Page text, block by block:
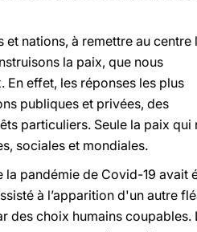
nations, à remettre au centre
la paix, que nous
En effet, les réponses les plus
publiques et privées, des
particuliers. Seule la paix qui
sociales et mondiales.
la pandémie de Covid-19 avait
à l’apparition d'un autre
des choix humains coupables.